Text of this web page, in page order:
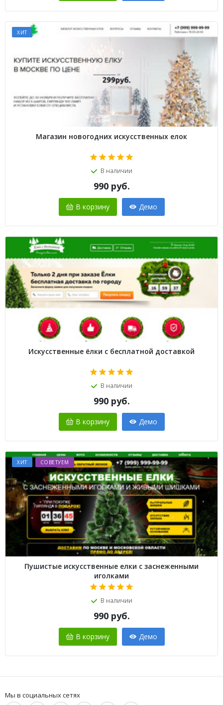
ХИТ
Магазин новогодних искусственных елок
В наличии
990 руб.
В корзину Демо
Искусственные ёлки с бесплатной доставкой
В наличии
990 руб.
В корзину Демо
ХИТ СОВЕТУЕМ
Пушистые искусственные елки с заснеженными
иголками
В наличии
990 руб.
В корзину Демо
Мы в социальных сетях